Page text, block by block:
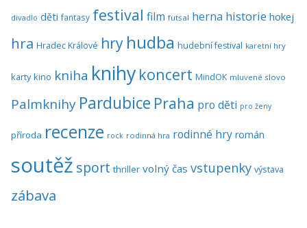
divadlo děti fantasy festival film futsal herna historie hokej
hra Hradec Králové hry hudba hudební festival karetní hry
karty kino kniha knihy koncert MindOK mluvené slovo
Palmknihy Pardubice Praha pro děti pro ženy
příroda recenze rock rodinná hra rodinné hry román
soutěž sport thriller volný čas vstupenky výstava
zábava